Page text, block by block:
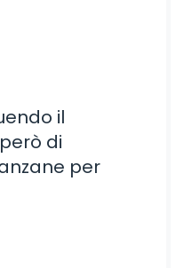
il
di
per